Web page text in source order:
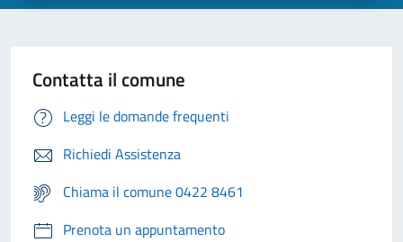
Contatta il comune
Leggi le domande frequenti
Richiedi Assistenza
Chiama il comune 0422 8461
Prenota un appuntamento